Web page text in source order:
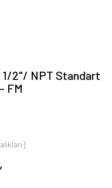
2"/ NPT Standart
FM